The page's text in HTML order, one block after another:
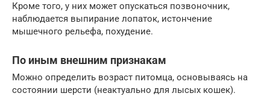
Кроме того, у них может опускаться позвоночник,
наблюдается выпирание лопаток, истончение
мышечного рельефа, похудение.
По иным внешним признакам
Можно определить возраст питомца, основываясь на
состоянии шерсти (неактуально для лысых кошек).